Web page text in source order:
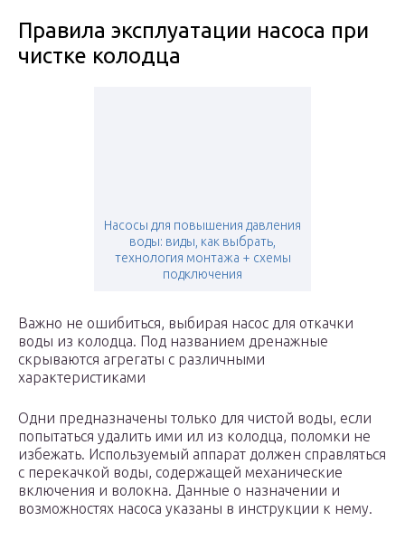
Правила эксплуатации насоса при
чистке колодца
Насосы для повышения давления
воды: виды, как выбрать,
технология монтажа + схемы
подключения
Важно не ошибиться, выбирая насос для откачки
воды из колодца. Под названием дренажные
скрываются агрегаты с различными
характеристиками
Одни предназначены только для чистой воды, если
попытаться удалить ими ил из колодца, поломки не
избежать. Используемый аппарат должен справляться
с перекачкой воды, содержащей механические
включения и волокна. Данные о назначении и
возможностях насоса указаны в инструкции к нему.